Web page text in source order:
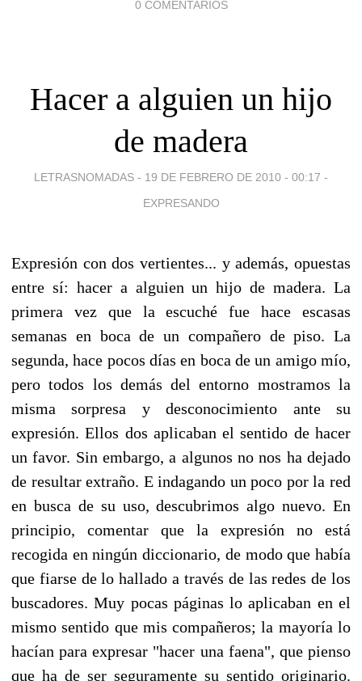
0 COMENTARIOS
Hacer a alguien un hijo
de madera
LETRASNOMADAS - 19 DE FEBRERO DE 2010 - 00:17 -
EXPRESANDO
Expresión con dos vertientes... y además, opuestas
entre sí: hacer a alguien un hijo de madera. La
primera vez que la escuché fue hace escasas
semanas en boca de un compañero de piso. La
segunda, hace pocos días en boca de un amigo mío,
pero todos los demás del entorno mostramos la
misma sorpresa y desconocimiento ante su
expresión. Ellos dos aplicaban el sentido de hacer
un favor. Sin embargo, a algunos no nos ha dejado
de resultar extraño. E indagando un poco por la red
en busca de su uso, descubrimos algo nuevo. En
principio, comentar que la expresión no está
recogida en ningún diccionario, de modo que había
que fiarse de lo hallado a través de las redes de los
buscadores. Muy pocas páginas lo aplicaban en el
mismo sentido que mis compañeros; la mayoría lo
hacían para expresar "hacer una faena", que pienso
que ha de ser seguramente su sentido originario.